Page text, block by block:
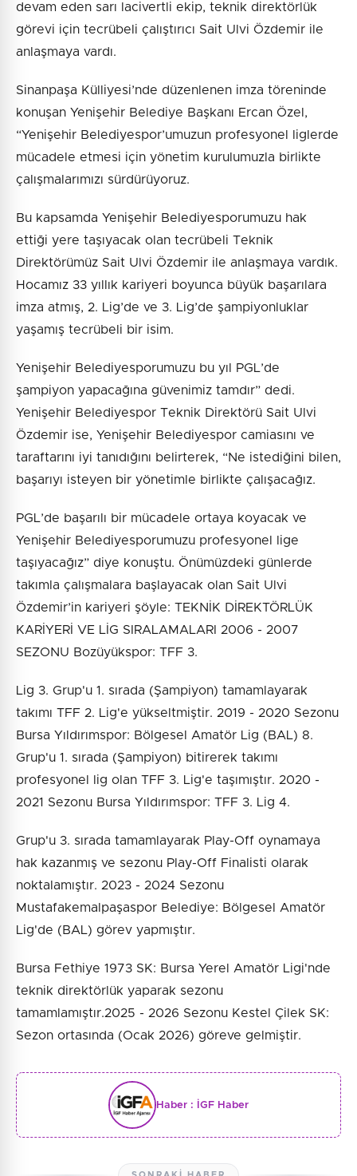
devam eden sarı lacivertli ekip, teknik direktörlük
görevi için tecrübeli çalıştırıcı Sait Ulvi Özdemir ile
anlaşmaya vardı.
Sinanpaşa Külliyesi’nde düzenlenen imza töreninde
konuşan Yenişehir Belediye Başkanı Ercan Özel,
“Yenişehir Belediyespor’umuzun profesyonel liglerde
mücadele etmesi için yönetim kurulumuzla birlikte
çalışmalarımızı sürdürüyoruz.
Bu kapsamda Yenişehir Belediyesporumuzu hak
ettiği yere taşıyacak olan tecrübeli Teknik
Direktörümüz Sait Ulvi Özdemir ile anlaşmaya vardık.
Hocamız 33 yıllık kariyeri boyunca büyük başarılara
imza atmış, 2. Lig’de ve 3. Lig’de şampiyonluklar
yaşamış tecrübeli bir isim.
Yenişehir Belediyesporumuzu bu yıl PGL’de
şampiyon yapacağına güvenimiz tamdır” dedi.
Yenişehir Belediyespor Teknik Direktörü Sait Ulvi
Özdemir ise, Yenişehir Belediyespor camiasını ve
taraftarını iyi tanıdığını belirterek, “Ne istediğini bilen,
başarıyı isteyen bir yönetimle birlikte çalışacağız.
PGL’de başarılı bir mücadele ortaya koyacak ve
Yenişehir Belediyesporumuzu profesyonel lige
taşıyacağız” diye konuştu. Önümüzdeki günlerde
takımla çalışmalara başlayacak olan Sait Ulvi
Özdemir’in kariyeri şöyle: TEKNİK DİREKTÖRLÜK
KARİYERİ VE LİG SIRALAMALARI 2006 - 2007
SEZONU Bozüyükspor: TFF 3.
Lig 3. Grup'u 1. sırada (Şampiyon) tamamlayarak
takımı TFF 2. Lig'e yükseltmiştir. 2019 - 2020 Sezonu
Bursa Yıldırımspor: Bölgesel Amatör Lig (BAL) 8.
Grup'u 1. sırada (Şampiyon) bitirerek takımı
profesyonel lig olan TFF 3. Lig'e taşımıştır. 2020 -
2021 Sezonu Bursa Yıldırımspor: TFF 3. Lig 4.
Grup'u 3. sırada tamamlayarak Play-Off oynamaya
hak kazanmış ve sezonu Play-Off Finalisti olarak
noktalamıştır. 2023 - 2024 Sezonu
Mustafakemalpaşaspor Belediye: Bölgesel Amatör
Lig'de (BAL) görev yapmıştır.
Bursa Fethiye 1973 SK: Bursa Yerel Amatör Ligi'nde
teknik direktörlük yaparak sezonu
tamamlamıştır.2025 - 2026 Sezonu Kestel Çilek SK:
Sezon ortasında (Ocak 2026) göreve gelmiştir.
Haber : İGF Haber